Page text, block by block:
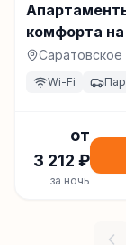
комфорта
Wi-Fi
от
3 212 ₽
за ночь